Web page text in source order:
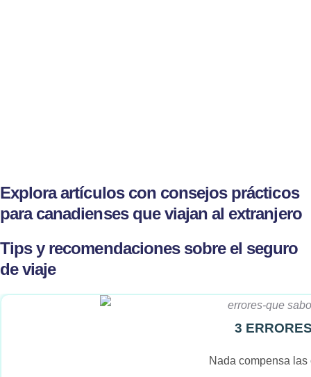
Explora artículos con consejos prácticos
para canadienses que viajan al extranjero
Tips y recomendaciones sobre el seguro
de viaje
3
Nada compensa